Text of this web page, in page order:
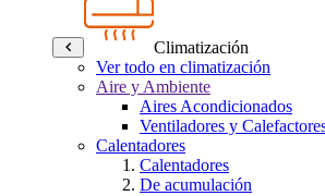
Climatización
Ver todo en climatización
Aire y Ambiente
Aires Acondicionados
Ventiladores y
Calentadores
Calentadores
De acumulación